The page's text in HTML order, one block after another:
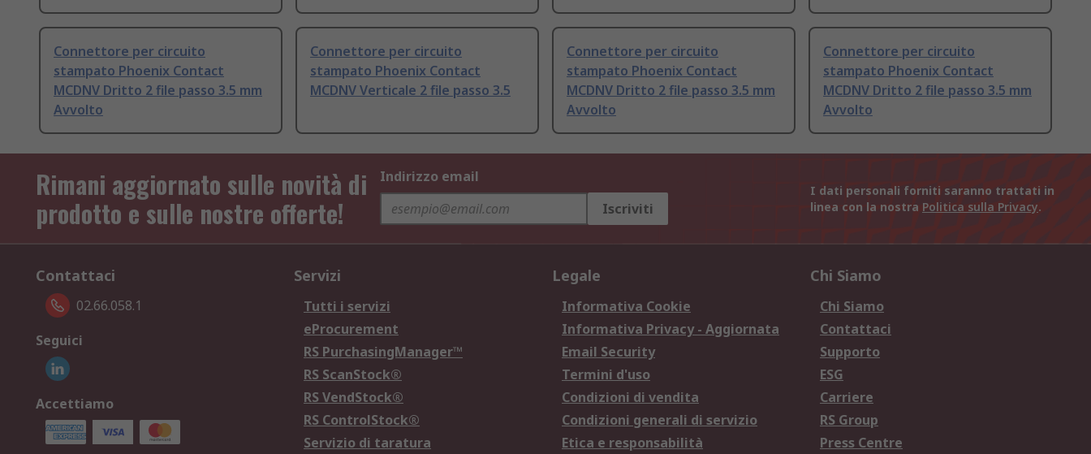
Connettore per circuito
stampato Phoenix Contact
MCDNV Dritto 2 file passo 3.5 mm
Avvolto
Connettore per circuito
stampato Phoenix Contact
MCDNV Verticale 2 file passo 3.5
Connettore per circuito
stampato Phoenix Contact
MCDNV Dritto 2 file passo 3.5 mm
Avvolto
Connettore per circuito
stampato Phoenix Contact
MCDNV Dritto 2 file passo 3.5 mm
Avvolto
Rimani aggiornato sulle novità di
prodotto e sulle nostre offerte!
Indirizzo email
Iscriviti
I dati personali forniti saranno trattati in
linea con la nostra Politica sulla Privacy.
Contattaci
02.66.058.1
Seguici
Accettiamo
Servizi
Tutti i servizi
eProcurement
RS PurchasingManager™
RS ScanStock®
RS VendStock®
RS ControlStock®
Servizio di taratura
Legale
Informativa Cookie
Informativa Privacy - Aggiornata
Email Security
Termini d'uso
Condizioni di vendita
Condizioni generali di servizio
Etica e responsabilità
Chi Siamo
Chi Siamo
Contattaci
Supporto
ESG
Carriere
RS Group
Press Centre